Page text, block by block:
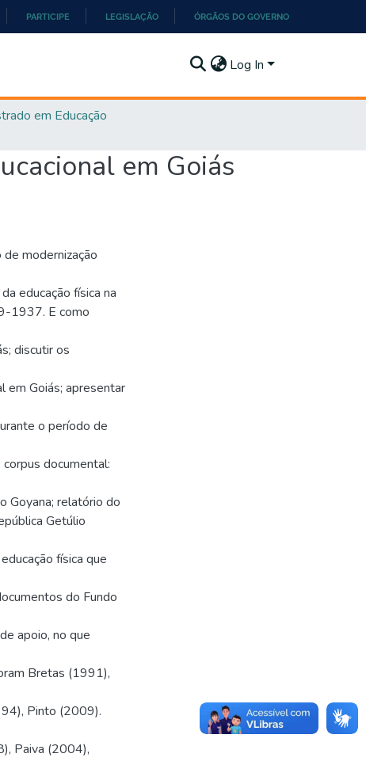
PARTICIPE LEGISLAÇÃO ÓRGÃOS DO GOVERNO
Log In
em Educação
em Goiás
modernização
educação física na
1937. E como
discutir os
em Goiás; apresentar
o período de
documental:
Goyana; relatório do
Getúlio
física que
do Fundo
apoio, no que
Bretas (1991),
Pinto (2009).
Paiva (2004),